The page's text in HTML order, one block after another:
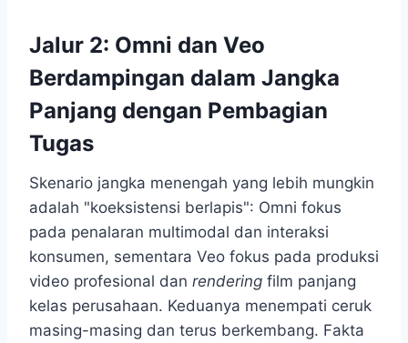
Jalur 2: Omni dan Veo
Berdampingan dalam Jangka
Panjang dengan Pembagian
Tugas
Skenario jangka menengah yang lebih mungkin
adalah "koeksistensi berlapis": Omni fokus
pada penalaran multimodal dan interaksi
konsumen, sementara Veo fokus pada produksi
video profesional dan rendering film panjang
kelas perusahaan. Keduanya menempati ceruk
masing-masing dan terus berkembang. Fakta